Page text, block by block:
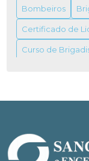
ALVARÁ FUNCIONAMENTO VIGILÂNCIA
SANITÁRIA
ALVARÁS DE FUNCIONAMENTO VIGILÂNCIAS
COMPLETO
VOCÊ
Bombeiros
Certificado de
Curso de
Inspeção de